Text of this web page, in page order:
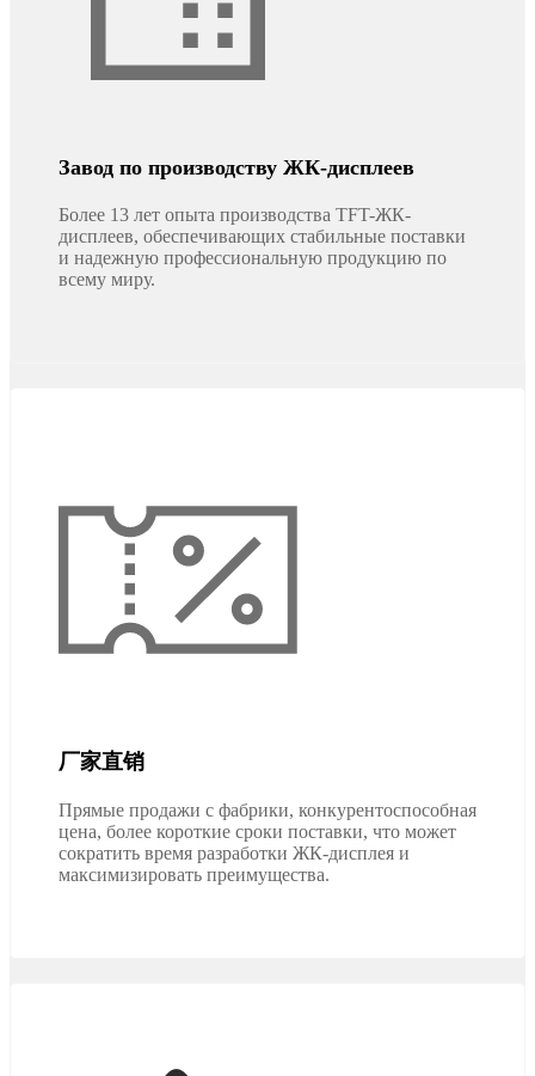
Завод по производству ЖК-дисплеев
Более 13 лет опыта производства TFT-ЖК-
дисплеев, обеспечивающих стабильные поставки
и надежную профессиональную продукцию по
всему миру.
厂家直销
Прямые продажи с фабрики, конкурентоспособная
цена, более короткие сроки поставки, что может
сократить время разработки ЖК-дисплея и
максимизировать преимущества.